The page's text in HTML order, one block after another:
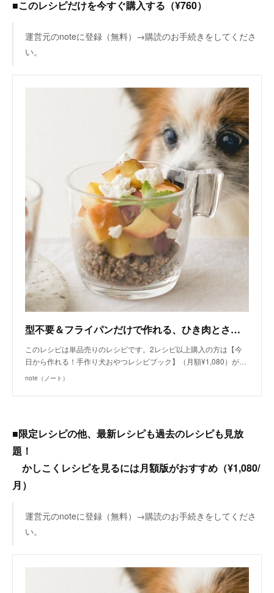
■このレシピだけを今すぐ購入する（¥760）
運営元のnoteに登録（無料）→購読のお手続きをしてくださ
い。
型不要＆フライパンだけで作れる、ひき肉とさつまいもとりんごのグラスタルト（手作り犬おやつレシピ）/単品購入｜いちかわあやこ（犬ごはん先生）｜note
このレシピは単品売りのレシピです。2レシピ以上購入の方は【今
日から作れる！手作り犬おやつレシピブック】（月額¥1,080）が…
note（ノート）
■限定レシピの他、最新レシピも過去のレシピも見放
題！
かしこくレシピを見るには月額版がおすすめ（¥1,080/
月）
運営元のnoteに登録（無料）→購読のお手続きをしてくださ
い。